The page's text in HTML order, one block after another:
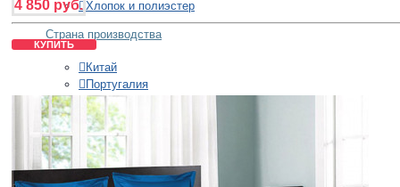
Хлопок и полиэстер
Страна производства
Китай
Португалия
Россия
+
ОДЕЯЛА
4 850 руб.
КУПИТЬ